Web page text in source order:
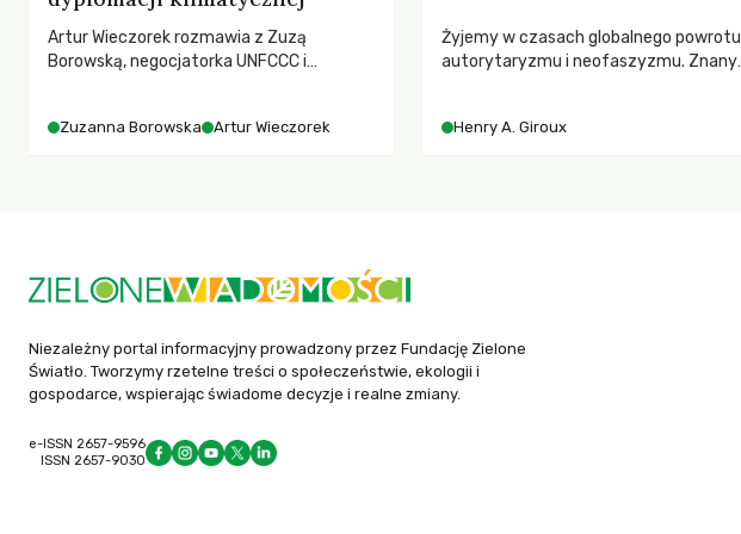
Artur Wieczorek rozmawia z Zuzą
Borowską, negocjatorka UNFCCC i
ruchach klimatycznych
Zuzanna Borowska Artur Wieczorek
Żyjemy w czasach globalnego powrotu
autorytaryzmu i neofaszyzmu. Znany
społeczeństwo. Czy współczesne
Henry A. Giroux
Niezależny portal informacyjny prowadzony przez Fundację Zielone
Światło. Tworzymy rzetelne treści o społeczeństwie, ekologii i
gospodarce, wspierając świadome decyzje i realne zmiany.
e-ISSN 2657-9596
ISSN 2657-9030